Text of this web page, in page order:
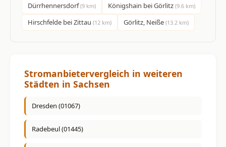
Dürrhennersdorf(9 km) Königshain bei Görlitz (9.6 km)
Hirschfelde bei Zittau (12 km) Görlitz, Neiße (13.2 km)
Stromanbietervergleich in weiteren
Städten in Sachsen
Dresden (01067)
Radebeul (01445)